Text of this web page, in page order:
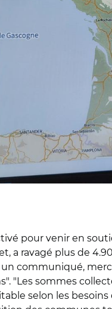
pour venir en
a ravagé plus de
communiqué,
"Les sommes
selon les besoins